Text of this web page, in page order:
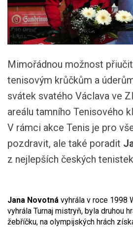
Mimořádnou možnost
tenisovým krůčkům a
svátek svatého Václava ve
areálu tamního Tenisového
V rámci akce Tenis je pro
pozdravit, ale také poradit
z nejlepších českých
Jana Novotná vyhrála v roce 1998
vyhrála Turnaj mistryň, byla druhou
žebříčku, na olympijských hrách